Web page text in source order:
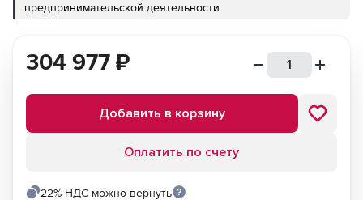
предпринимательской деятельности
304 977 ₽
Добавить в корзину
Оплатить по счету
22% НДС можно вернуть